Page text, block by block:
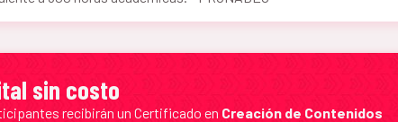
sin costo
recibirán un Certificado en Creación de Contenidos